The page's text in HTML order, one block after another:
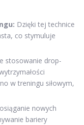
Dzięki tej technice
co stymuluje
stosowanie drop-
w treningu siłowym,
nowych
bariery